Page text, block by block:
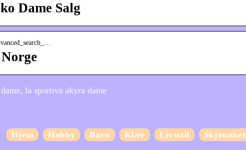
Dame Salg
la sportiva akyra dame
Hjem Hobby Barn Klær Livsstil Skjønnhet